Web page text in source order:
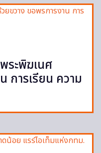
ระพิฆเนศ
การเรียน ความ